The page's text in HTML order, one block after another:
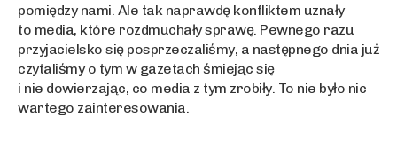
pomiędzy nami. Ale tak naprawdę konfliktem uznały
to media, które rozdmuchały sprawę. Pewnego razu
przyjacielsko się posprzeczaliśmy, a następnego dnia już
czytaliśmy o tym w gazetach śmiejąc się
i nie dowierzając, co media z tym zrobiły. To nie było nic
wartego zainteresowania.